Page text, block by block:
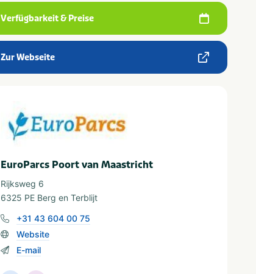
Verfügbarkeit & Preise
Zur Webseite
EuroParcs Poort van Maastricht
Rijksweg 6
6325 PE Berg en Terblijt
+31 43 604 00 75
Website
E-mail